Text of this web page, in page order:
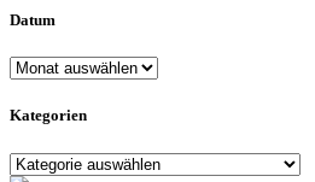
Datum
Datum
Kategorien
Kategorien